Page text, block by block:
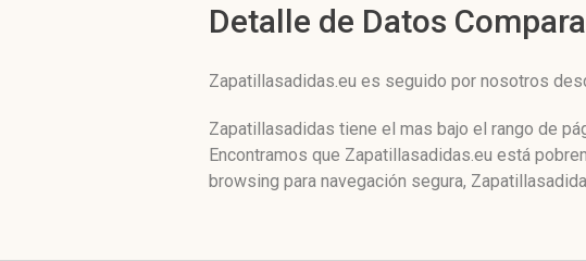
Detalle de Datos
Zapatillasadidas.eu es seguido por nosotros
Zapatillasadidas tiene el mas bajo el rango de
Encontramos que Zapatillasadidas.eu está
browsing para navegación segura,